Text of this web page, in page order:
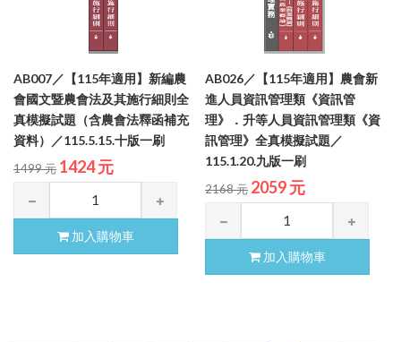
AB007／【115年適用】新編農
會國文暨農會法及其施行細則全
真模擬試題（含農會法釋函補充
資料）／115.5.15.十版一刷
1499 元 1424 元
加入購物車
AB026／【115年適用】農會新
進人員資訊管理類《資訊管
理》．升等人員資訊管理類《資
訊管理》全真模擬試題／
115.1.20.九版一刷
2168 元 2059 元
加入購物車